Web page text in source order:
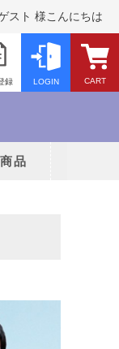
スト 様こんにちは
録 LOGIN CART
品